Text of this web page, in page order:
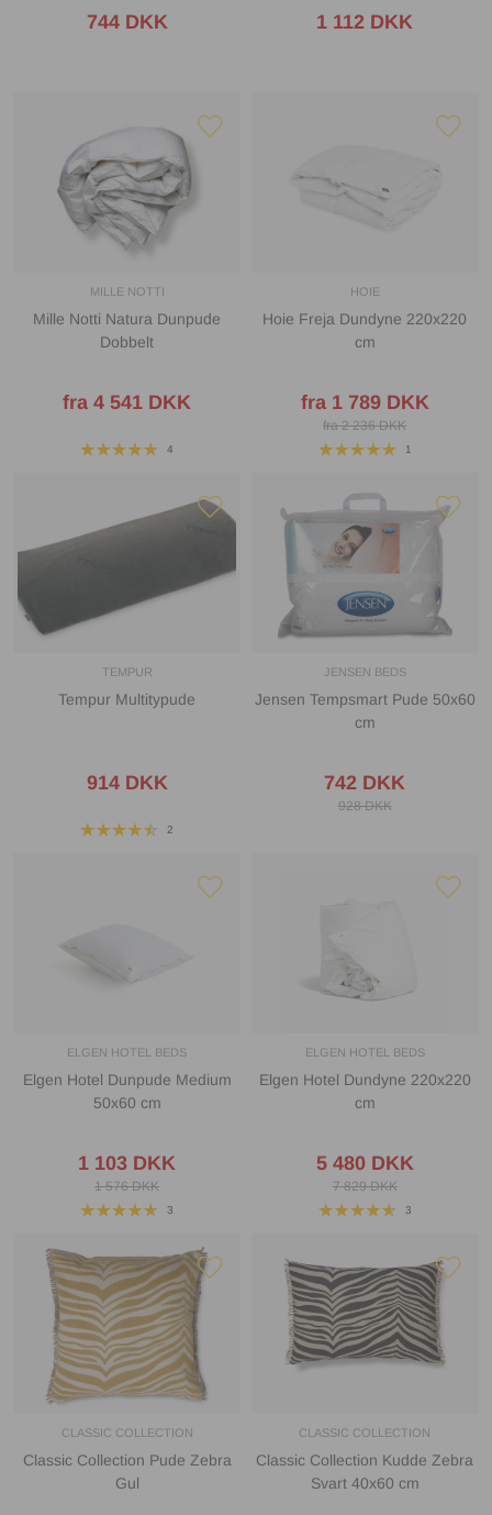
744 DKK 1 112 DKK
MILLE NOTTI
Mille Notti Natura Dunpude
Dobbelt
fra 4 541 DKK
4
HOIE
Hoie Freja Dundyne 220x220
cm
fra 1 789 DKK
fra 2 236 DKK
1
TEMPUR
Tempur Multitypude
914 DKK
2
JENSEN BEDS
Jensen Tempsmart Pude 50x60
cm
742 DKK
928 DKK
ELGEN HOTEL BEDS
Elgen Hotel Dunpude Medium
50x60 cm
1 103 DKK
1 576 DKK
3
ELGEN HOTEL BEDS
Elgen Hotel Dundyne 220x220
cm
5 480 DKK
7 829 DKK
3
CLASSIC COLLECTION
Classic Collection Pude Zebra
Gul
CLASSIC COLLECTION
Classic Collection Kudde Zebra
Svart 40x60 cm